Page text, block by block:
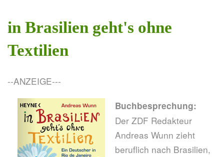
in Brasilien geht's ohne
Textilien
--ANZEIGE---
Buchbesprechung:
Der ZDF Redakteur
Andreas Wunn zieht
beruflich nach Brasilien,